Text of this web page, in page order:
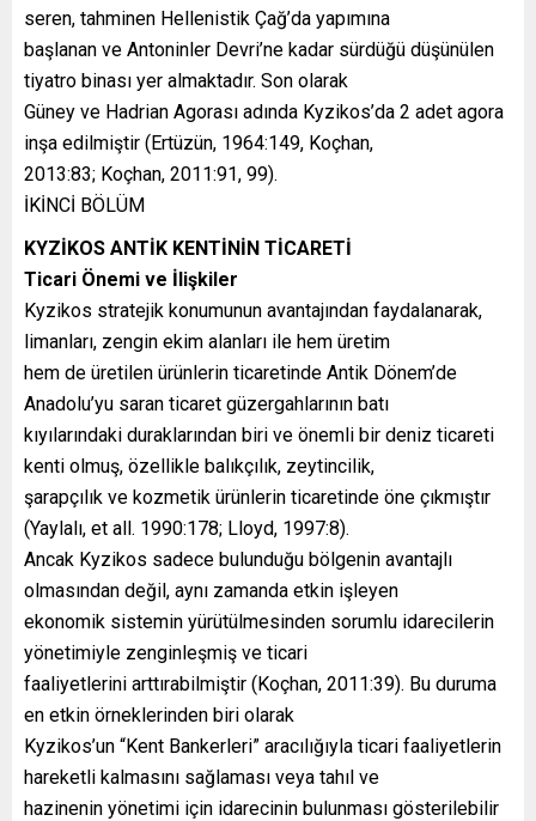
seren, tahminen Hellenistik Çağ’da yapımına
başlanan ve Antoninler Devri’ne kadar sürdüğü düşünülen
tiyatro binası yer almaktadır. Son olarak
Güney ve Hadrian Agorası adında Kyzikos’da 2 adet agora
inşa edilmiştir (Ertüzün, 1964:149, Koçhan,
2013:83; Koçhan, 2011:91, 99).
İKİNCİ BÖLÜM
KYZİKOS ANTİK KENTİNİN TİCARETİ
Ticari Önemi ve İlişkiler
Kyzikos stratejik konumunun avantajından faydalanarak,
limanları, zengin ekim alanları ile hem üretim
hem de üretilen ürünlerin ticaretinde Antik Dönem’de
Anadolu’yu saran ticaret güzergahlarının batı
kıyılarındaki duraklarından biri ve önemli bir deniz ticareti
kenti olmuş, özellikle balıkçılık, zeytincilik,
şarapçılık ve kozmetik ürünlerin ticaretinde öne çıkmıştır
(Yaylalı, et all. 1990:178; Lloyd, 1997:8).
Ancak Kyzikos sadece bulunduğu bölgenin avantajlı
olmasından değil, aynı zamanda etkin işleyen
ekonomik sistemin yürütülmesinden sorumlu idarecilerin
yönetimiyle zenginleşmiş ve ticari
faaliyetlerini arttırabilmiştir (Koçhan, 2011:39). Bu duruma
en etkin örneklerinden biri olarak
Kyzikos’un “Kent Bankerleri” aracılığıyla ticari faaliyetlerin
hareketli kalmasını sağlaması veya tahıl ve
hazinenin yönetimi için idarecinin bulunması gösterilebilir